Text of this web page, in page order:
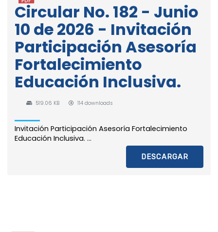
Circular No. 182 - Junio
10 de 2026 - Invitación
Participación Asesoría
Fortalecimiento
Educación Inclusiva.
519.06 KB 114 downloads
Invitación Participación Asesoría Fortalecimiento
Educación Inclusiva. ...
DESCARGAR